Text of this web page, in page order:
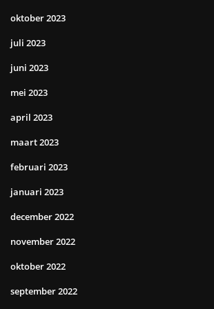
oktober 2023
juli 2023
juni 2023
mei 2023
april 2023
maart 2023
februari 2023
januari 2023
december 2022
november 2022
oktober 2022
september 2022